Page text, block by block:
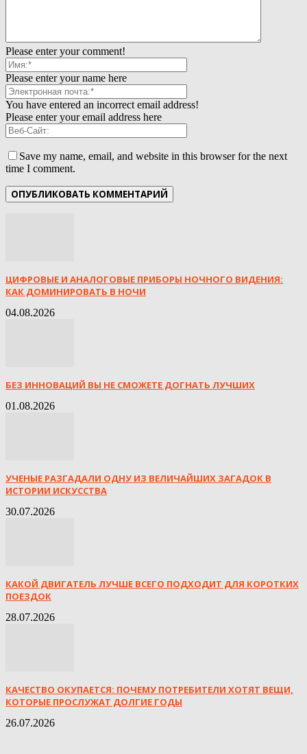
Please enter your comment!
Please enter your name here
You have entered an incorrect email address!
Please enter your email address here
Save my name, email, and website in this browser for the next
time I comment.
ЦИФРОВЫЕ И АНАЛОГОВЫЕ ПРИБОРЫ НОЧНОГО ВИДЕНИЯ:
КАК ДОМИНИРОВАТЬ В НОЧИ
04.08.2026
БЕЗ ИННОВАЦИЙ ВЫ НЕ СМОЖЕТЕ ДОГНАТЬ ЛУЧШИХ
01.08.2026
УЧЕНЫЕ РАЗГАДАЛИ ОДНУ ИЗ ВЕЛИЧАЙШИХ ЗАГАДОК В
ИСТОРИИ ИСКУССТВА
30.07.2026
КАКОЙ ДВИГАТЕЛЬ ЛУЧШЕ ВСЕГО ПОДХОДИТ ДЛЯ КОРОТКИХ
ПОЕЗДОК
28.07.2026
КАЧЕСТВО ОКУПАЕТСЯ: ПОЧЕМУ ПОТРЕБИТЕЛИ ХОТЯТ ВЕЩИ,
КОТОРЫЕ ПРОСЛУЖАТ ДОЛГИЕ ГОДЫ
26.07.2026